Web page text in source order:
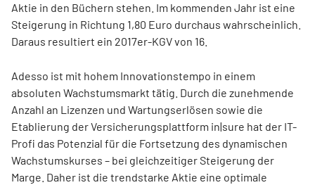
Aktie in den Büchern stehen. Im kommenden Jahr ist eine
Steigerung in Richtung 1,80 Euro durchaus wahrscheinlich.
Daraus resultiert ein 2017er-KGV von 16.
Adesso ist mit hohem Innovationstempo in einem
absoluten Wachstumsmarkt tätig. Durch die zunehmende
Anzahl an Lizenzen und Wartungserlösen sowie die
Etablierung der Versicherungsplattform in|sure hat der IT-
Profi das Potenzial für die Fortsetzung des dynamischen
Wachstumskurses – bei gleichzeitiger Steigerung der
Marge. Daher ist die trendstarke Aktie eine optimale